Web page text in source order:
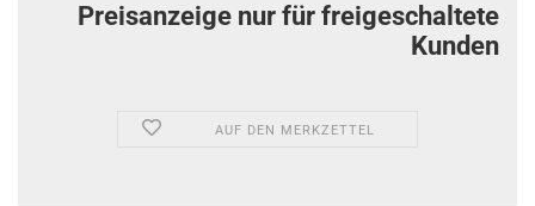
Preisanzeige nur für freigeschaltete
Kunden
AUF DEN MERKZETTEL